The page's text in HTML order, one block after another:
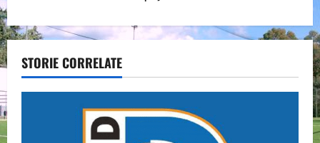
a
v
i
STORIE CORRELATE